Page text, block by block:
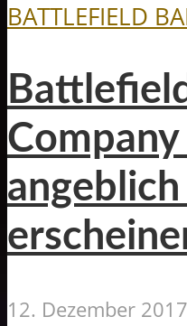
BATTLEFIELD
Company
12. Dezember 2017